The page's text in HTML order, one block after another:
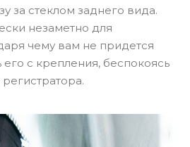
за стеклом заднего вида.
незаметно для
чему вам не придется
с крепления, беспокоясь